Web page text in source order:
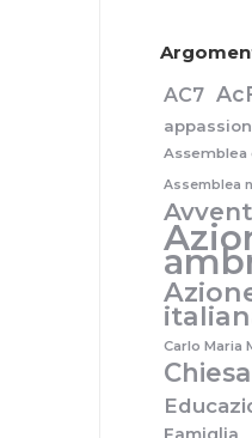
AC7
Assemblea
Assemblea
Carlo Maria